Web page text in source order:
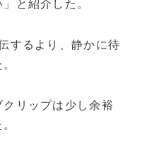
と紹介した。
するより、静かに待
リップは少し余裕